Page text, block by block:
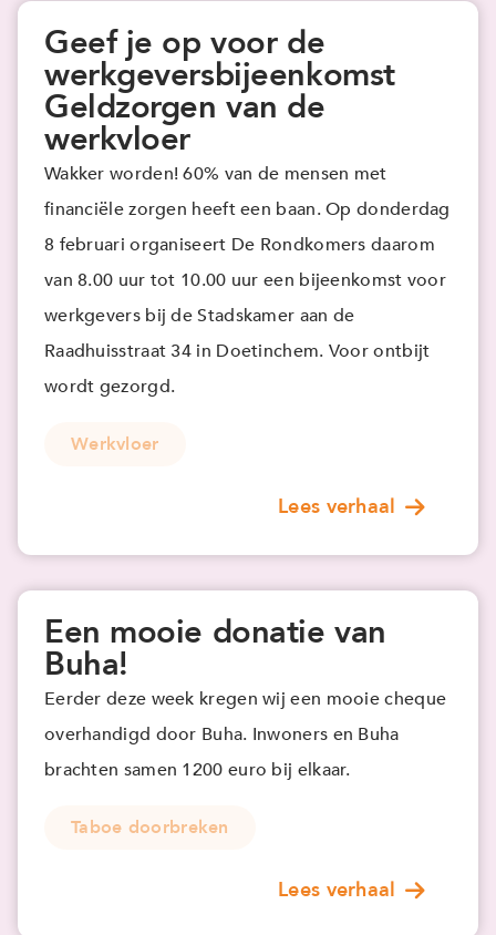
Geef je op voor de
werkgeversbijeenkomst
Geldzorgen van de
werkvloer
Wakker worden! 60% van de mensen met
financiële zorgen heeft een baan. Op donderdag
8 februari organiseert De Rondkomers daarom
van 8.00 uur tot 10.00 uur een bijeenkomst voor
werkgevers bij de Stadskamer aan de
Raadhuisstraat 34 in Doetinchem. Voor ontbijt
wordt gezorgd.
Werkvloer
Lees verhaal
Een mooie donatie van
Buha!
Eerder deze week kregen wij een mooie cheque
overhandigd door Buha. Inwoners en Buha
brachten samen 1200 euro bij elkaar.
Taboe doorbreken
Lees verhaal